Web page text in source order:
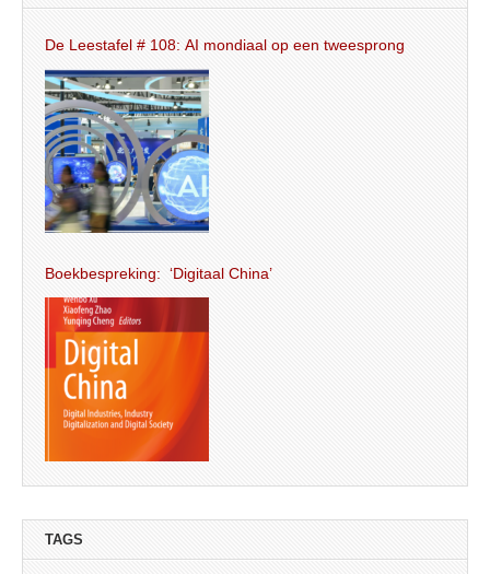
De Leestafel # 108: AI mondiaal op een tweesprong
Boekbespreking: ‘Digitaal China’
TAGS